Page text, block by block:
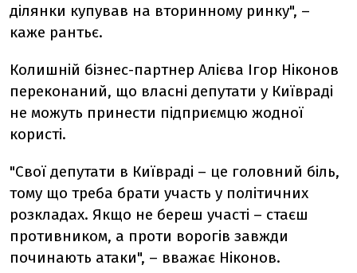
ділянки купував на вторинному ринку", –
каже рантьє.
Колишній бізнес-партнер Алієва Ігор Ніконов
переконаний, що власні депутати у Київраді
не можуть принести підприємцю жодної
користі.
"Свої депутати в Київраді – це головний біль,
тому що треба брати участь у політичних
розкладах. Якщо не береш участі – стаєш
противником, а проти ворогів завжди
починають атаки", – вважає Ніконов.